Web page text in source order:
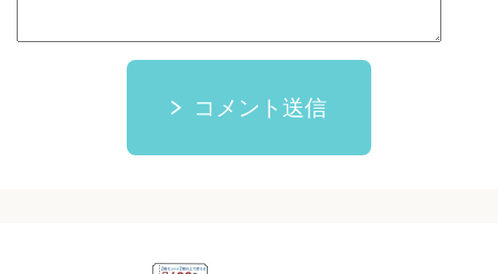
コメント送信